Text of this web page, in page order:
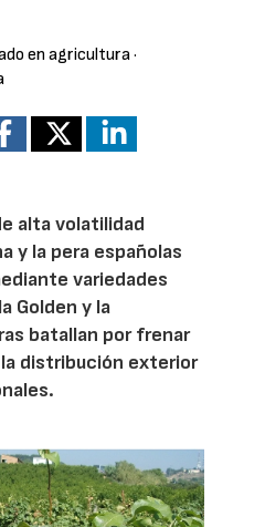
en agricultura·
alta volatilidad
y la pera españolas
variedades
Golden y la
batallan por frenar
distribución exterior